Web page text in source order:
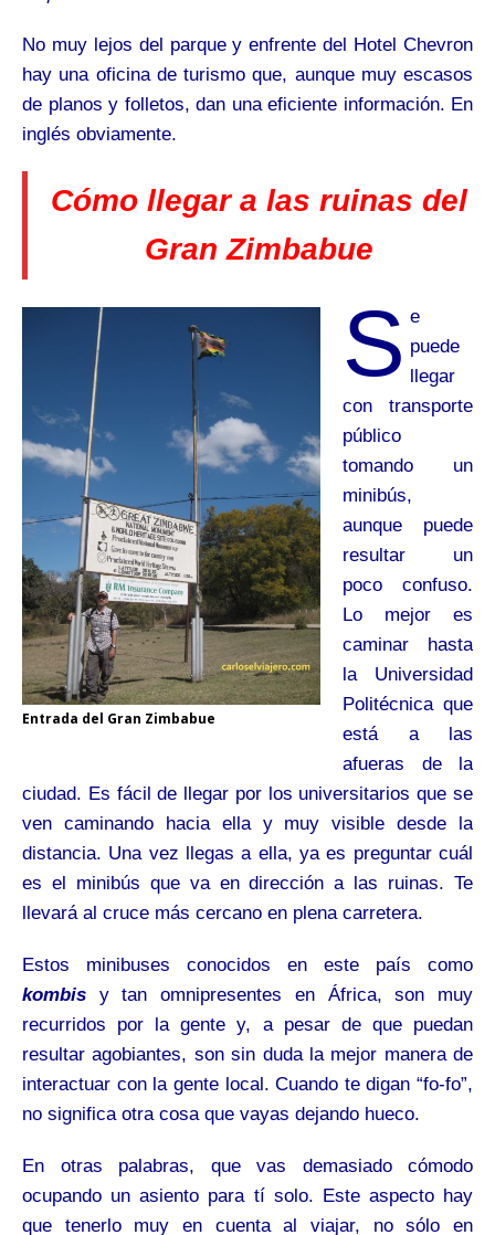
No muy lejos del parque y enfrente del Hotel Chevron
hay una oficina de turismo que, aunque muy escasos
de planos y folletos, dan una eficiente información. En
inglés obviamente.
Cómo llegar a las ruinas del
Gran Zimbabue
Entrada del Gran Zimbabue
S e
puede
llegar
con transporte
público
tomando un
minibús,
aunque puede
resultar un
poco confuso.
Lo mejor es
caminar hasta
la Universidad
Politécnica que
está a las
afueras de la
ciudad. Es fácil de llegar por los universitarios que se
ven caminando hacia ella y muy visible desde la
distancia. Una vez llegas a ella, ya es preguntar cuál
es el minibús que va en dirección a las ruinas. Te
llevará al cruce más cercano en plena carretera.
Estos minibuses conocidos en este país como
kombis y tan omnipresentes en África, son muy
recurridos por la gente y, a pesar de que puedan
resultar agobiantes, son sin duda la mejor manera de
interactuar con lagente local. Cuando te digan “fo-fo”,
no significa otra cosa que vayas dejando hueco.
En otras palabras, que vas demasiado cómodo
ocupando un asiento para tí solo. Este aspecto hay
que tenerlo muy en cuenta al viajar, no sólo en